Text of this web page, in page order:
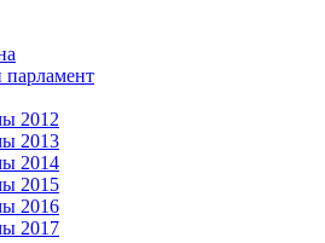
2012
2013
2014
2015
2016
2017